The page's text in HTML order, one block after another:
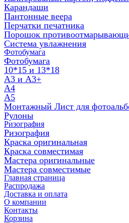
Карандаши
Пантонные веера
Перчатки печатника
Порошок
Система увлажнения
Фотобумага
Фотобумага
10*15 и 13*18
A3 и А3+
А4
А5
Монтажный Лист для
Рулоны
Ризография
Ризография
Краска оригинальная
Краска совместимая
Мастера оригинальные
Мастера совместимые
Главная страница
Распродажа
Доставка и оплата
О компании
Контакты
Корзина